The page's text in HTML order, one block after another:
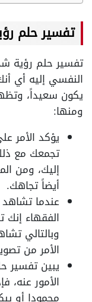
تفسير حلم
تفسير حلم رؤية
النفسي إليه أي
يكون سعيداً،
ومنها:
يؤكد الأمر
تجمعك مع
إليك، ومن
أيضاً تجاهك.
عندما
الفقهاء إنك
وبالتالي
الأمر من
يبين
الأمور عنه،
محمودا أو